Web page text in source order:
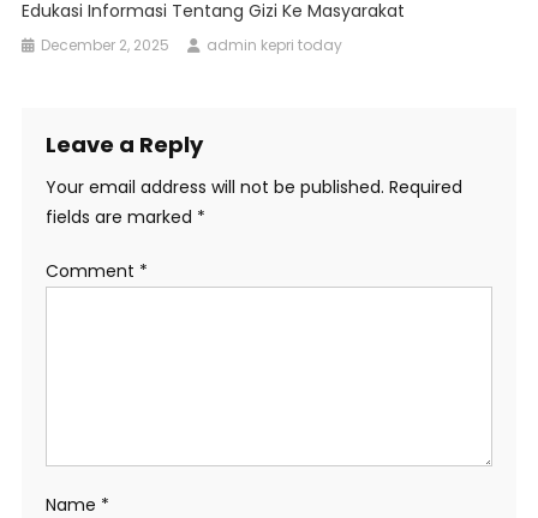
Edukasi Informasi Tentang Gizi Ke Masyarakat
December 2, 2025 admin kepri today
Leave a Reply
Your email address will not be published. Required
fields are marked *
Comment *
Name *